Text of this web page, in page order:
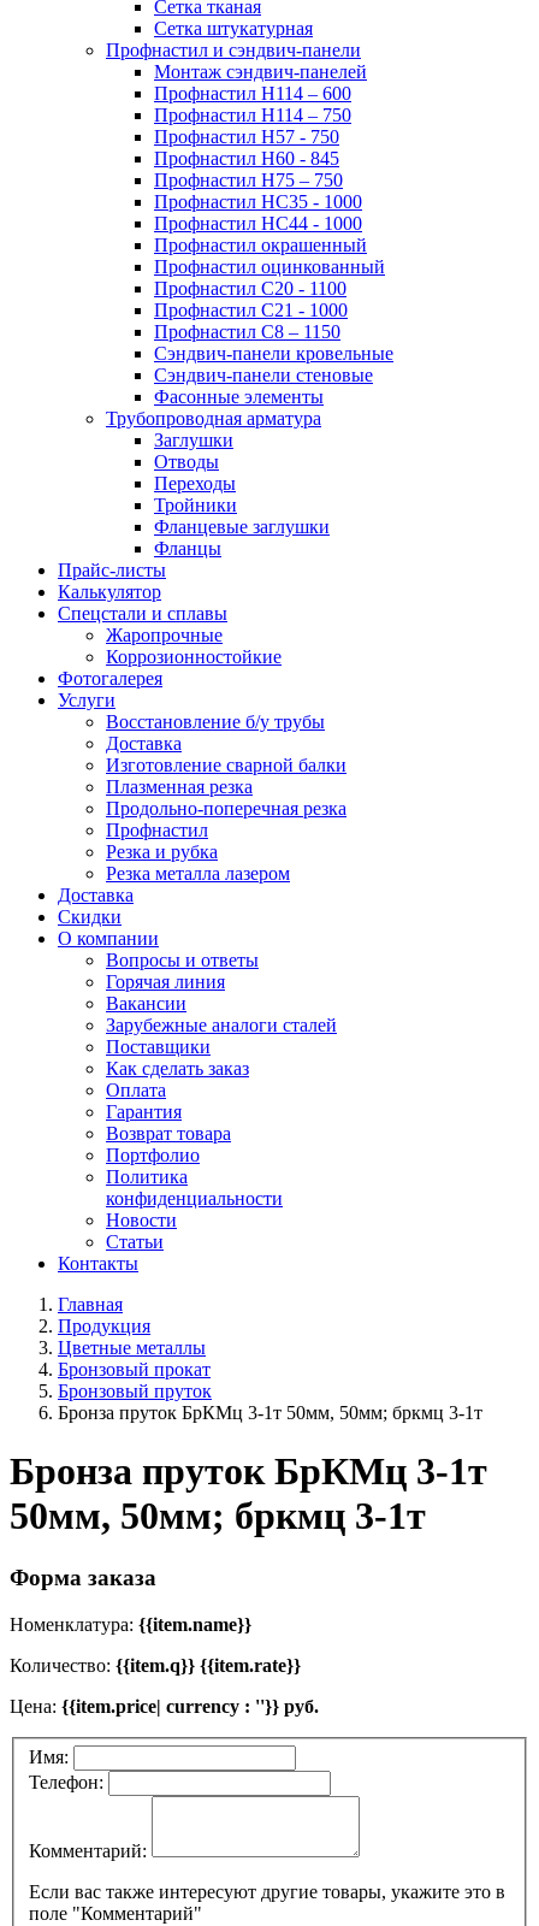
Сетка тканая
Сетка штукатурная
Профнастил и сэндвич-панели
Монтаж сэндвич-панелей
Профнастил Н114 – 600
Профнастил Н114 – 750
Профнастил Н57 - 750
Профнастил Н60 - 845
Профнастил Н75 – 750
Профнастил НС35 - 1000
Профнастил НС44 - 1000
Профнастил окрашенный
Профнастил оцинкованный
Профнастил С20 - 1100
Профнастил С21 - 1000
Профнастил С8 – 1150
Сэндвич-панели кровельные
Сэндвич-панели стеновые
Фасонные элементы
Трубопроводная арматура
Заглушки
Отводы
Переходы
Тройники
Фланцевые заглушки
Фланцы
Прайс-листы
Калькулятор
Спецстали и сплавы
Жаропрочные
Коррозионностойкие
Фотогалерея
Услуги
Восстановление б/у трубы
Доставка
Изготовление сварной балки
Плазменная резка
Продольно-поперечная резка
Профнастил
Резка и рубка
Резка металла лазером
Доставка
Скидки
О компании
Вопросы и ответы
Горячая линия
Вакансии
Зарубежные аналоги сталей
Поставщики
Как сделать заказ
Оплата
Гарантия
Возврат товара
Портфолио
Политика
конфиденциальности
Новости
Статьи
Контакты
Главная
Продукция
Цветные металлы
Бронзовый прокат
Бронзовый пруток
Бронза пруток БрКМц 3-1т 50мм, 50мм; бркмц 3-1т
Бронза пруток БрКМц 3-1т
50мм, 50мм; бркмц 3-1т
Форма заказа
Номенклатура: {{item.name}}
Количество: {{item.q}} {{item.rate}}
Цена: {{item.price| currency : ''}} руб.
Имя:
Телефон:
Комментарий:
Если вас также интересуют другие товары, укажите это в
поле "Комментарий"